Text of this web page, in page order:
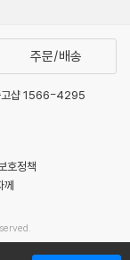
주문/배송
고샵 1566-4295
호정책
께